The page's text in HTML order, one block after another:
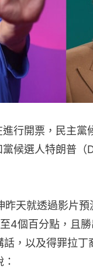
行開票，民主黨
候選人特朗普
昨天就透過影片
4個百分點，且
，以及得罪拉丁